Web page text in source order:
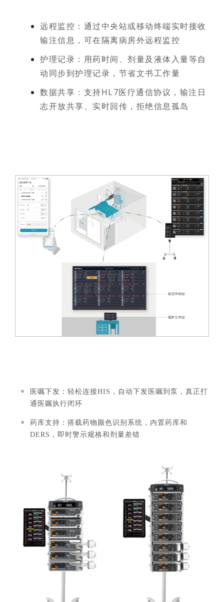
远程监控：通过中央站或移动终端实时接收
输注信息，可在隔离病房外远程监控
护理记录：用药时间、剂量及液体入量等自
动同步到护理记录，节省文书工作量
数据共享：支持HL7医疗通信协议，输注日
志开放共享、实时回传，拒绝信息孤岛
医嘱下发：轻松连接HIS，自动下发医嘱到泵，真正打
通医嘱执行闭环
药库支持：搭载药物颜色识别系统，内置药库和
DERS，即时警示规格和剂量差错‍